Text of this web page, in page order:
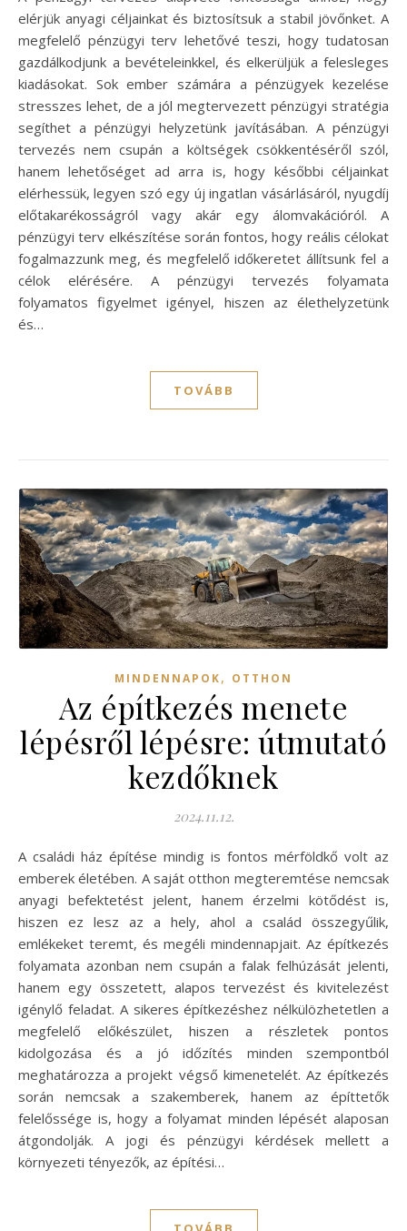
elérjük anyagi céljainkat és biztosítsuk a stabil jövőnket. A
megfelelő pénzügyi terv lehetővé teszi, hogy tudatosan
gazdálkodjunk a bevételeinkkel, és elkerüljük a felesleges
kiadásokat. Sok ember számára a pénzügyek kezelése
stresszes lehet, de a jól megtervezett pénzügyi stratégia
segíthet a pénzügyi helyzetünk javításában. A pénzügyi
tervezés nem csupán a költségek csökkentéséről szól,
hanem lehetőséget ad arra is, hogy későbbi céljainkat
elérhessük, legyen szó egy új ingatlan vásárlásáról, nyugdíj
előtakarékosságról vagy akár egy álomvakációról. A
pénzügyi terv elkészítése során fontos, hogy reális célokat
fogalmazzunk meg, és megfelelő időkeretet állítsunk fel a
célok elérésére. A pénzügyi tervezés folyamata
folyamatos figyelmet igényel, hiszen az élethelyzetünk
és…
TOVÁBB
MINDENNAPOK, OTTHON
Az építkezés menete
lépésről lépésre: útmutató
kezdőknek
2024.11.12.
A családi ház építése mindig is fontos mérföldkő volt az
emberek életében. A saját otthon megteremtése nemcsak
anyagi befektetést jelent, hanem érzelmi kötődést is,
hiszen ez lesz az a hely, ahol a család összegyűlik,
emlékeket teremt, és megéli mindennapjait. Az építkezés
folyamata azonban nem csupán a falak felhúzását jelenti,
hanem egy összetett, alapos tervezést és kivitelezést
igénylő feladat. A sikeres építkezéshez nélkülözhetetlen a
megfelelő előkészület, hiszen a részletek pontos
kidolgozása és a jó időzítés minden szempontból
meghatározza a projekt végső kimenetelét. Az építkezés
során nemcsak a szakemberek, hanem az építtetők
felelőssége is, hogy a folyamat minden lépését alaposan
átgondolják. A jogi és pénzügyi kérdések mellett a
környezeti tényezők, az építési…